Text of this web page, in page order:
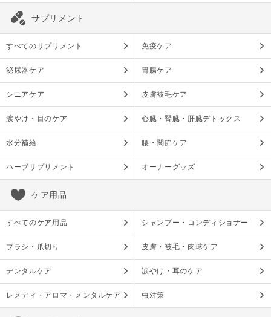
サプリメント
すべてのサプリメント 免疫ケア
泌尿器ケア 胃腸ケア
シニアケア 皮膚被毛ケア
涙やけ・目のケア 心臓・腎臓・肝臓デトックス
水分補給 腰・関節ケア
ハーブサプリメント オーナーグッズ
ケア用品
すべてのケア用品 シャンプー・コンディショナー
ブラシ・爪切り 皮膚・被毛・肉球ケア
デンタルケア 涙やけ・耳のケア
レメディ・アロマ・メンタルケア 虫対策